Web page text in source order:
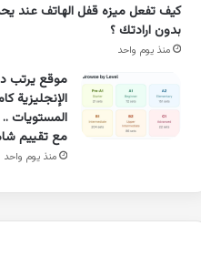
كيف تفعل ميزه قفل الهاتف عند
بدون ارادتك ؟
منذ يوم واحد
موقع يرتب
الإنجليزية
المستويات
مع تقييم
منذ يوم واحد